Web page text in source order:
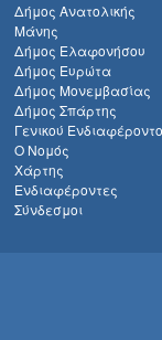
Δήμος Ανατολικής
Μάνης
Δήμος Ελαφονήσου
Δήμος Ευρώτα
Δήμος Μονεμβασίας
Δήμος Σπάρτης
Γενικού
Ο Νομός
Χάρτης
Ενδιαφέροντες
Σύνδεσμοι